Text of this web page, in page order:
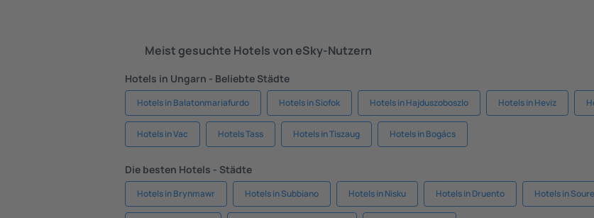
Meist gesuchte Hotels von eSky-Nutzern
Hotels in Ungarn - Beliebte Städte
Hotels in Balatonmariafurdo Hotels in Siofok Hotels in Hajduszoboszlo Hotels in Heviz
Hotels in Vac Hotels Tass Hotels in Tiszaug Hotels in Bogács
Die besten Hotels - Städte
Hotels in Brynmawr Hotels in Subbiano Hotels in Nisku Hotels in Druento Hotels in Soure